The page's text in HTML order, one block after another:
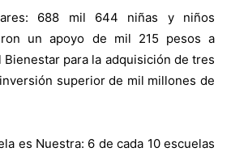
688 mil 644 niñas y niños
un apoyo de mil 215 pesos a
para la adquisición de tres
superior de mil millones de
es Nuestra: 6 de cada 10 escuelas